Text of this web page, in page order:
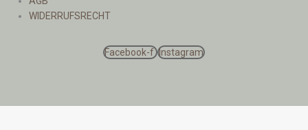
WIDERRUFSRECHT
Facebook-f Instagram